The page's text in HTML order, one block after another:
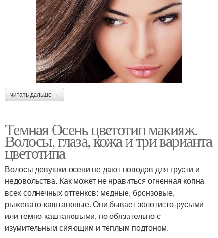
читать дальше →
Темная Осень цветотип макияж.
Волосы, глаза, кожа и три варианта
цветотипа
Волосы девушки-осени не дают поводов для грусти и
недовольства. Как может не нравиться огненная копна
всех солнечных оттенков: медные, бронзовые,
рыжевато-каштановые. Они бывает золотисто-русыми
или темно-каштановыми, но обязательно с
изумительным сияющим и теплым подтоном.